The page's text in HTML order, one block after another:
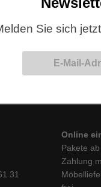
31
Online
Pakete
Zahlung
Sie sich